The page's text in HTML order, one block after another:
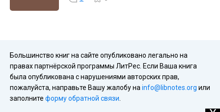
Большинство книг на сайте опубликовано легально на
правах партнёрской программы ЛитРес. Если Ваша книга
была опубликована с нарушениями авторских прав,
пожалуйста, направьте Вашу жалобу на info@libnotes.org или
заполните форму обратной связи